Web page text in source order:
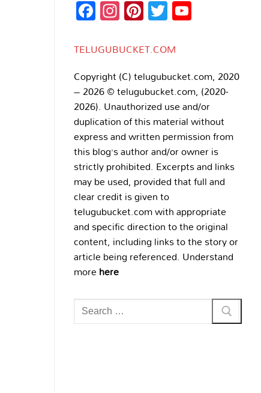
Facebook
Instagram
Pinterest
Twitter
TELUGUBUCKET.COM
Copyright (C) telugubucket.com, 2020
– 2026 © telugubucket.com, (2020-
2026). Unauthorized use and/or
duplication of this material without
express and written permission from
this blog’s author and/or owner is
strictly prohibited. Excerpts and links
may be used, provided that full and
clear credit is given to
telugubucket.com with appropriate
and specific direction to the original
content, including links to the story or
article being referenced. Understand
morehere
Search
for: